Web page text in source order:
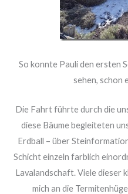
So konnte Pauli den ersten
sehen, schon
Die Fahrt führte durch die
diese Bäume begleiteten
Erdball – über
Schicht einzeln farblich
Lavalandschaft. Viele dieser
mich an die